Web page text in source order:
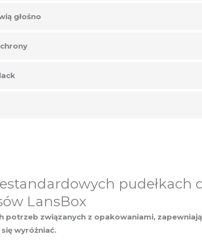
głośno
pudełkach
LansBox
związanych z opakowaniami,
się wyróżniać.